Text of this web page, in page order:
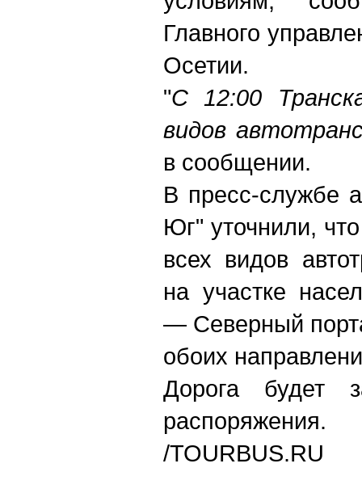
Главного
Осетии.
"С 12:00
видов
в сообщении.
В пресс-службе
Юг" уточнили,
всех видов
на участке
— Северный
обоих
Дорога будет
распоряжения.
/TOURBUS.RU